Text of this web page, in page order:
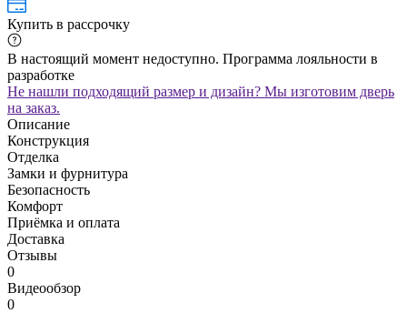
Купить в рассрочку
В настоящий момент недоступно. Программа лояльности в
разработке
Не нашли подходящий размер и дизайн? Мы изготовим дверь
на заказ.
Описание
Конструкция
Отделка
Замки и фурнитура
Безопасность
Комфорт
Приёмка и оплата
Доставка
Отзывы
0
Видеообзор
0